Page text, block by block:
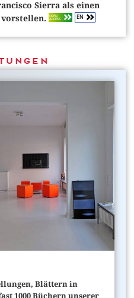
Sierra als einen
OPEN
ACCESS EN
Blättern in
1000 Büchern unserer